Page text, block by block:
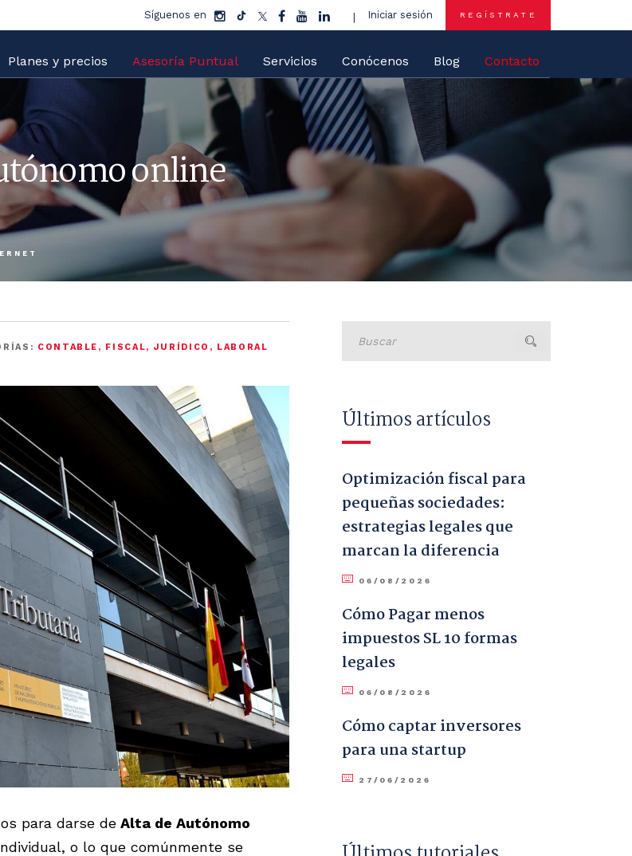
Síguenos en Iniciar sesión REGÍSTRATE
Planes y precios Asesoría Puntual Servicios Conócenos Blog Contacto
online
CONTABLE , FISCAL, JURÍDICO , LABORAL
para darse de Alta de Autónomo
o lo que comúnmente se
Últimos artículos
Optimización fiscal para
pequeñas sociedades:
estrategias legales que
marcan la diferencia
06/08/2026
Cómo Pagar menos
impuestos SL 10 formas
legales
06/08/2026
Cómo captar inversores
para una startup
27/06/2026